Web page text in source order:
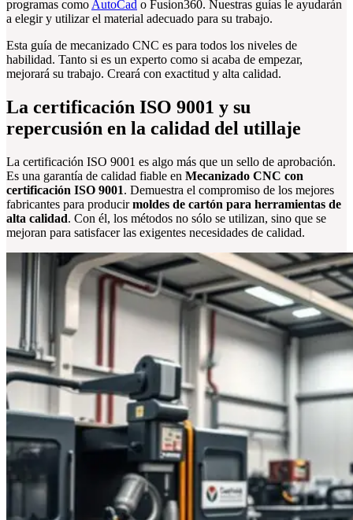
programas comoAutoCad o Fusion360. Nuestras guías le ayudarán
a elegir y utilizar el material adecuado para su trabajo.
Esta guía de mecanizado CNC es para todos los niveles de
habilidad. Tanto si es un experto como si acaba de empezar,
mejorará su trabajo. Creará con exactitud y alta calidad.
La certificación ISO 9001 y su
repercusión en la calidad del utillaje
La certificación ISO 9001 es algo más que un sello de aprobación.
Es una garantía de calidad fiable en Mecanizado CNC con
certificación ISO 9001. Demuestra el compromiso de los mejores
fabricantes para producirmoldes de cartón para herramientas de
alta calidad. Con él, los métodos no sólo se utilizan, sino que se
mejoran para satisfacer las exigentes necesidades de calidad.